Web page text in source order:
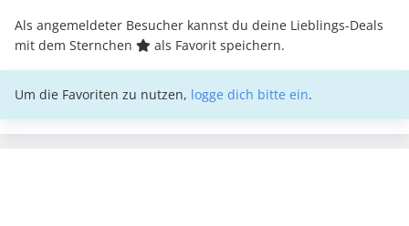
Als angemeldeter Besucher kannst du deine Lieblings-Deals
mit dem Sternchen
als Favorit speichern.
Um die Favoriten zu nutzen, logge dich bitte ein.